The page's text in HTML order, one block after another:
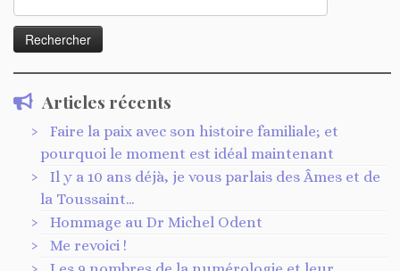
Articles récents
Faire la paix avec son histoire familiale; et
pourquoi le moment est idéal maintenant
Il y a 10 ans déjà, je vous parlais des Âmes et de
la Toussaint…
Hommage au Dr Michel Odent
Me revoici !